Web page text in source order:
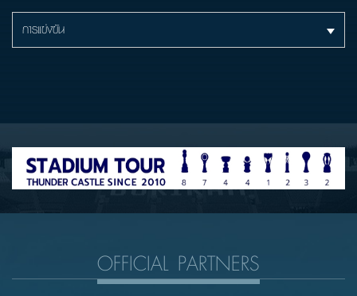
การแข่งขัน
OFFICIAL PARTNERS